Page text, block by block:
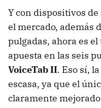
Y con dispositivos
el mercado, además
pulgadas, ahora es
apuesta en las seis
VoiceTab II. Eso sí,
escasa, ya que el
claramente